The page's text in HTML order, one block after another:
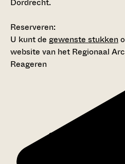
Reserveren:
U kunt de gewenste stukken
website van het Regionaal
Reageren